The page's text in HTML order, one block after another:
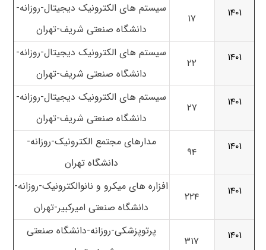
۱۴۰۱ ۱۷
سیستم های الکترونیک دیجیتال-روزانه-
دانشگاه صنعتی شریف-تهران
۱۴۰۱
۲۲
سیستم های الکترونیک دیجیتال-روزانه-
دانشگاه صنعتی شریف-تهران
۱۴۰۱
۲۷
سیستم های الکترونیک دیجیتال-روزانه-
دانشگاه صنعتی شریف-تهران
۱۴۰۱
۹۴
مدارهای مجتمع الکترونیک-روزانه-
دانشگاه تهران
۱۴۰۱
۲۲۴
افزاره های میکرو و نانوالکترونیک-روزانه-
دانشگاه صنعتی امیرکبیر-تهران
۱۴۰۱
۳۱۷
پرتوپزشکی-روزانه-دانشگاه صنعتی